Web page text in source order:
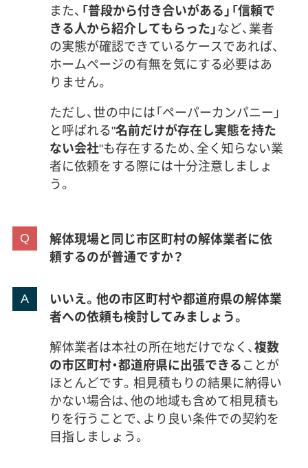
また、 「普段から付き合いがある」「信頼で
きる人から紹介してもらった」など、業者
の実態が確認できているケースであれば、
ホームページの有無を気にする必要はあ
りません。
ただし、世の中には「ペーパーカンパニー」
と呼ばれる"名前だけが存在し実態を持た
ない会社"も存在するため、全く知らない業
者に依頼をする際には十分注意しましょ
う。
解体現場と同じ市区町村の解体業者に依
頼するのが普通ですか？
いいえ。他の市区町村や都道府県の解体業
者への依頼も検討してみましょう。
解体業者は本社の所在地だけでなく、複数
の市区町村・都道府県に出張できることが
ほとんどです。相見積もりの結果に納得い
かない場合は、他の地域も含めて相見積も
りを行うことで、より良い条件での契約を
目指しましょう。